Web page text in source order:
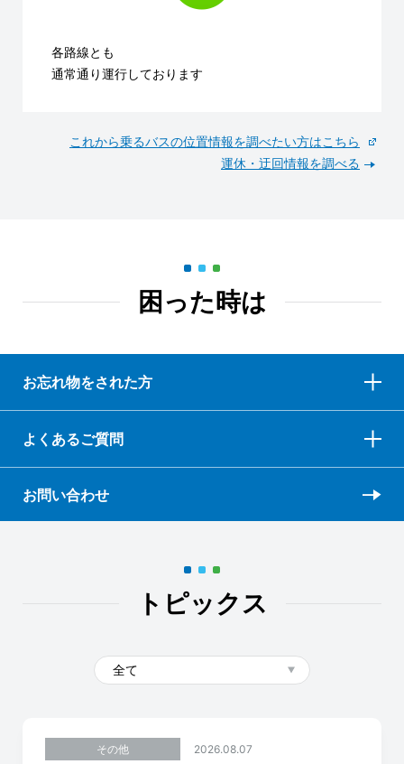
各路線とも
通常通り運行しております
これから乗るバスの位置情報を調べたい方はこちら
運休・迂回情報を調べる
困った時は
お忘れ物をされた方
よくあるご質問
お問い合わせ
トピックス
その他 2026.08.07